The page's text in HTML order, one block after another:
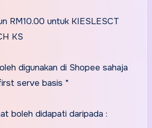
RM10.00 untuk KIESLESCT
KS
digunakan di Shopee sahaja
serve basis *
boleh didapati daripada :